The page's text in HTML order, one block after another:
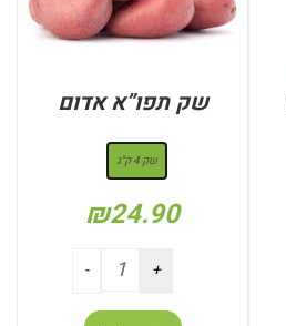
שק תפו”א אדום
שק 4 ק"ג
₪24.90